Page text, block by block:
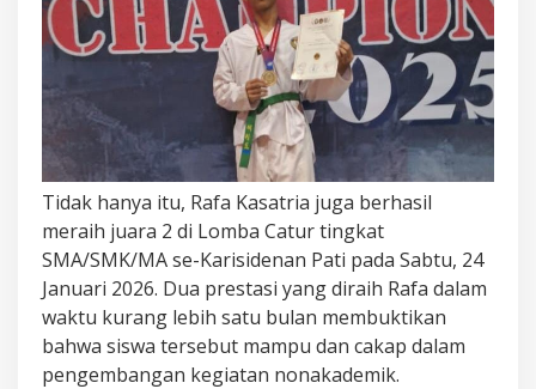
CATUR
Tidak hanya itu, Rafa Kasatria juga berhasil
meraih juara 2 di Lomba Catur tingkat
SMA/SMK/MA se-Karisidenan Pati pada Sabtu, 24
Januari 2026. Dua prestasi yang diraih Rafa dalam
waktu kurang lebih satu bulan membuktikan
bahwa siswa tersebut mampu dan cakap dalam
pengembangan kegiatan nonakademik.